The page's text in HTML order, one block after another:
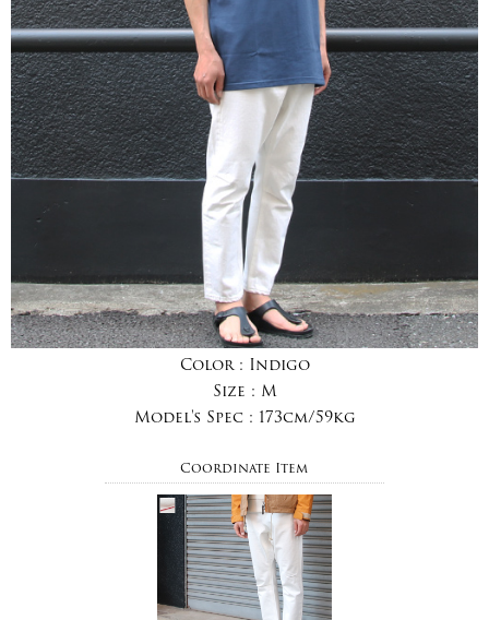
Color : Indigo
Size : M
Model's Spec : 173cm/59kg
Coordinate Item